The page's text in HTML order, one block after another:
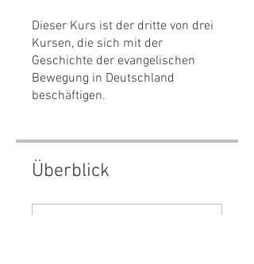
Dieser Kurs ist der dritte von drei
Kursen, die sich mit der
Geschichte der evangelischen
Bewegung in Deutschland
beschäftigen.
Überblick